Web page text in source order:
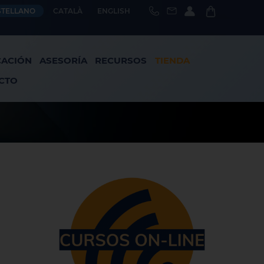
CATALÀ ENGLISH
ASESORÍA RECURSOS
TIENDA